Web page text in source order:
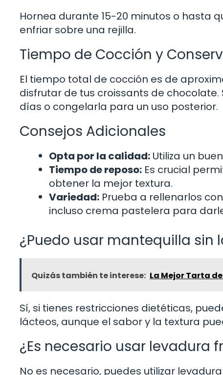
Hornea durante 15-20 minutos o hasta
enfriar sobre una rejilla.
Tiempo de Cocción y
El tiempo total de cocción es de
disfrutar de tus croissants de
días o congelarla para un uso posterior.
Consejos Adicionales
Opta por la calidad: Utiliza un
Tiempo de reposo: Es crucial
obtener la mejor textura.
Variedad: Prueba a rellenarlos
incluso crema pastelera para
¿Puedo usar mantequilla sin
Quizás también te interese: La Mejor Tarta
Sí, si tienes restricciones dietéticas,
lácteos, aunque el sabor y la textura
¿Es necesario usar levadura
No es necesario, puedes utilizar